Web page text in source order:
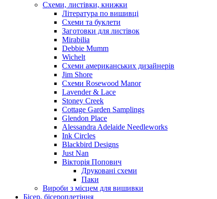
Схеми, листівки, книжки
Література по вишивці
Схеми та буклети
Заготовки для листівок
Mirabilia
Debbie Mumm
Wichelt
Схеми американських дизайнерів
Jim Shore
Cхеми Rosewood Manor
Lavender & Lace
Stoney Creek
Cottage Garden Samplings
Glendon Place
Alessandra Adelaide Needleworks
Ink Circles
Blackbird Designs
Just Nan
Вікторія Попович
Друковані схеми
Паки
Вироби з місцем для вишивки
Бісер, бісероплетіння